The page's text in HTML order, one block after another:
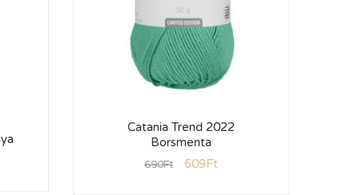
Catania Trend 2022
Borsmenta
690Ft 609Ft